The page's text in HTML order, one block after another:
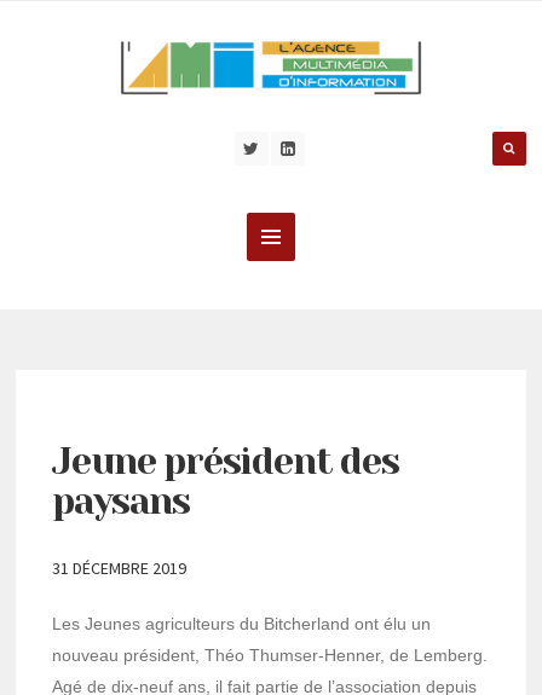
Jeune président des
paysans
31 DÉCEMBRE 2019
Les Jeunes agriculteurs du Bitcherland ont élu un
nouveau président, Théo Thumser-Henner, de Lemberg.
Agé de dix-neuf ans, il fait partie de l’association depuis